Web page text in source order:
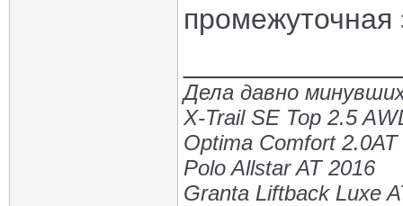
Дела давно
X-Trail SE Top 2.5
Optima Comfort 2.0AT
Polo Allstar AT 2016
Granta Liftback Luxe